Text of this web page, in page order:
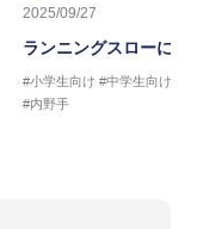
2025/09/27
ランニングスローに繋
#小学生向け #中学生向け
#内野手